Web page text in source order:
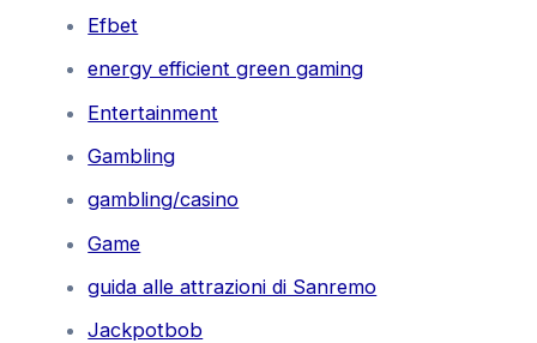
Efbet
energy efficient green gaming
Entertainment
Gambling
gambling/casino
Game
guida alle attrazioni di Sanremo
Jackpotbob